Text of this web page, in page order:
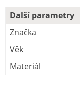
Další parametry
Značka
Věk
Materiál